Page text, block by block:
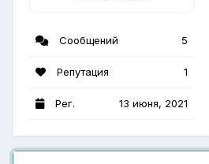
Сообщений 5
Репутация 1
Рег. 13 июня, 2021